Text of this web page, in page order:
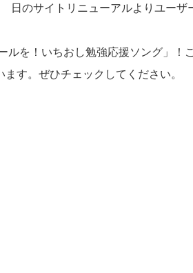
イトリニューアルよりユーザー
！いちおし勉強応援ソング」！
す。ぜひチェックしてください。